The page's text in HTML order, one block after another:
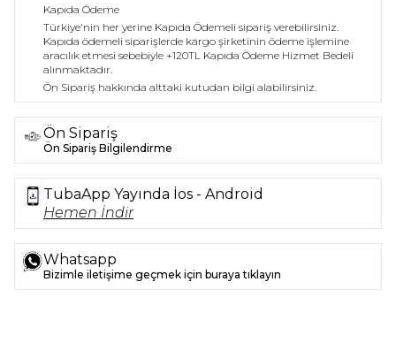
Kapıda Ödeme
Türkiye'nin her yerine Kapıda Ödemeli sipariş verebilirsiniz.
Kapıda ödemeli siparişlerde kargo şirketinin ödeme işlemine
aracılık etmesi sebebiyle +120TL Kapıda Ödeme Hizmet Bedeli
alınmaktadır.
Ön Sipariş hakkında alttaki kutudan bilgi alabilirsiniz.
Ön Sipariş
Ön Sipariş Bilgilendirme
TubaApp Yayında İos - Android
Hemen İndir
Whatsapp
Bizimle iletişime geçmek için buraya tıklayın